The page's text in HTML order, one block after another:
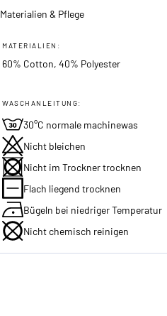
Materialien & Pflege
MATERIALIEN:
60% Cotton, 40% Polyester
WASCHANLEITUNG:
30°C normale machinewas
Nicht bleichen
Nicht im Trockner trocknen
Flach liegend trocknen
Bügeln bei niedriger Temperatur
Nicht chemisch reinigen